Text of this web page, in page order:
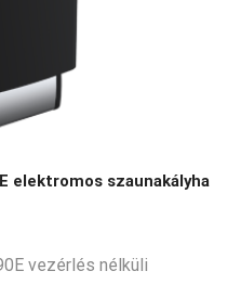
elektromos szaunakályha
vezérlés nélküli